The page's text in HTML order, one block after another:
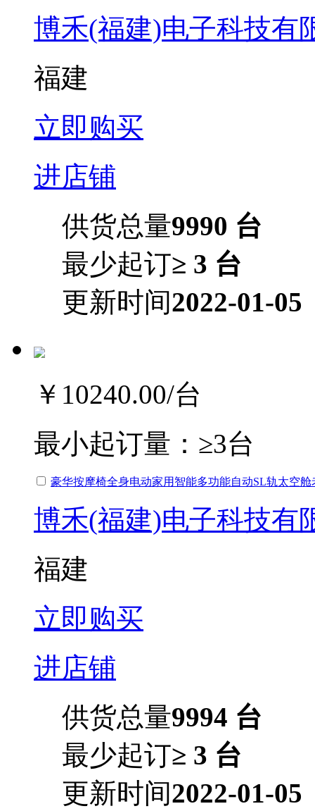
博禾(福建)电子科技有
福建
立即购买
进店铺
供货总量9990 台
最少起订≥ 3 台
更新时间2022-01-05
￥10240.00/台
最小起订量： ≥3台
豪华按摩椅全身电动家用智能多功能自动SL轨太空
博禾(福建)电子科技有
福建
立即购买
进店铺
供货总量9994 台
最少起订≥ 3 台
更新时间2022-01-05